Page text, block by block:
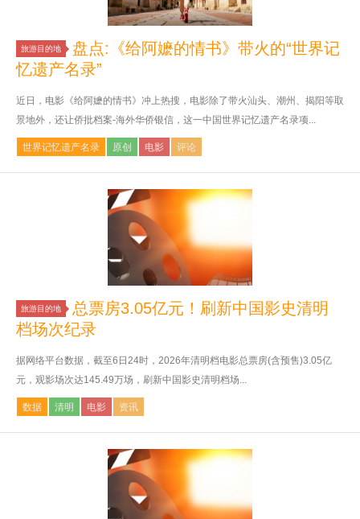
旅游目的地
盘点:《给阿嬷的情书》带火的“世界记
忆遗产名录”
近日，电影《给阿嬷的情书》冲上热搜，电影除了带火汕头、潮州、揭阳等取
景地外，还让侨批档案-海外华侨银信，这一中国世界记忆遗产名录项...
世界记忆遗产名录 原创 电影 评论
旅游目的地
总票房3.05亿元！刷新中国影史清明
档场次纪录
据网络平台数据，截至6日24时，2026年清明档电影总票房(含预售)3.05亿
元，观影场次达145.49万场，刷新中国影史清明档场...
数据 清明 电影 资讯